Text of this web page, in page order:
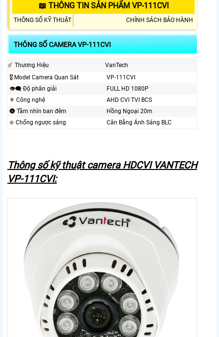
📖 THÔNG TIN SẢN PHẨM VP-111CVI
THÔNG SỐ KỸ THUẬT CHÍNH SÁCH BẢO HÀNH
THÔNG SỐ CAMERA VP-111CVI
☄️ Thương Hiệu
VanTech
🎖️ Model Camera Quan Sát
VP-111CVI
👁️‍🗨 Độ phân giải
FULL HD 1080P
⚜️ Công nghệ
AHD CVI TVI BCS
🌚 Tầm nhìn ban đêm
Hồng Ngoại 20m
❇️ Chống ngược sáng
Cân Bằng Ánh Sáng BLC
Thông số kỹ thuật camera HDCVI VANTECH
VP-111CVI: